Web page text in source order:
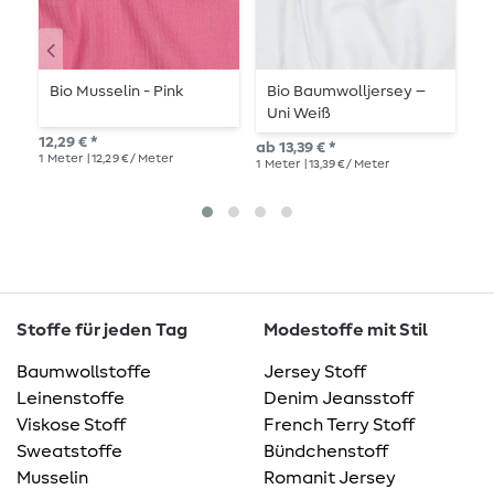
Bio Musselin - Pink
12,29 € *
1 Meter | 12,29 € / Meter
Bio Baumwolljersey –
Uni Weiß
ab 13,39 € *
1 Meter | 13,39 € / Meter
Stoffe für jeden Tag
Baumwollstoffe
Leinenstoffe
Viskose Stoff
Sweatstoffe
Musselin
Modestoffe mit Stil
Jersey Stoff
Denim Jeansstoff
French Terry Stoff
Bündchenstoff
Romanit Jersey